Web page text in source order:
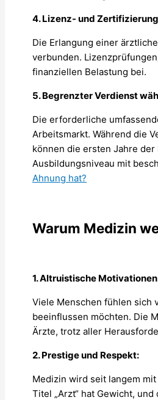
4. Lizenz- und
Die Erlangung einer
verbunden.
finanziellen Belastung bei.
5. Begrenzter Verdienst
Die erforderliche
Arbeitsmarkt. Während die
können die ersten Jahre
Ausbildungsniveau mit
Ahnung hat?
Warum Medizin
1. Altruistische
Viele Menschen fühlen sich
beeinflussen möchten. Die
Ärzte, trotz aller
2. Prestige und Respekt:
Medizin wird seit langem
Titel „Arzt“ hat Gewicht,